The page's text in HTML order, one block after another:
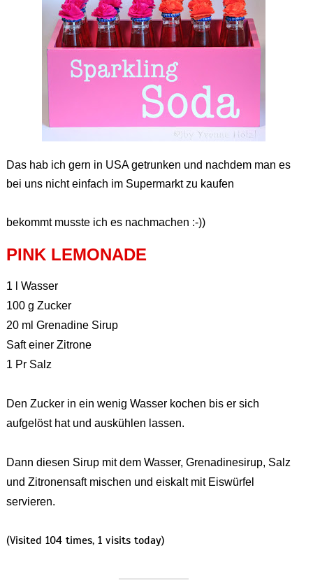
Das hab ich gern in USA getrunken und nachdem man es
bei uns nicht einfach im Supermarkt zu kaufen
bekommt musste ich es nachmachen :-))
PINK LEMONADE
1 l Wasser
100 g Zucker
20 ml Grenadine Sirup
Saft einer Zitrone
1 Pr Salz
Den Zucker in ein wenig Wasser kochen bis er sich
aufgelöst hat und auskühlen lassen.
Dann diesen Sirup mit dem Wasser, Grenadinesirup, Salz
und Zitronensaft mischen und eiskalt mit Eiswürfel
servieren.
(Visited 104 times, 1 visits today)